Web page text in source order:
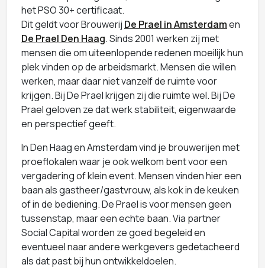
het PSO 30+ certificaat.
Dit geldt voor Brouwerij De Prael in Amsterdamen
De Prael Den Haag. Sinds 2001 werken zij met
mensen die om uiteenlopende redenen moeilijk hun
plek vinden op de arbeidsmarkt. Mensen die willen
werken, maar daar niet vanzelf de ruimte voor
krijgen. Bij De Prael krijgen zij die ruimte wel. Bij De
Prael geloven ze dat werk stabiliteit, eigenwaarde
en perspectief geeft.
In Den Haag en Amsterdam vind je brouwerijen met
proeflokalen waar je ook welkom bent voor een
vergadering of klein event. Mensen vinden hier een
baan als gastheer/gastvrouw, als kok in de keuken
of in de bediening. De Prael is voor mensen geen
tussenstap, maar een echte baan. Via partner
Social Capital worden ze goed begeleid en
eventueel naar andere werkgevers gedetacheerd
als dat past bij hun ontwikkeldoelen.